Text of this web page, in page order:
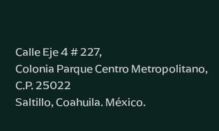
Calle Eje 4 # 227,
Colonia Parque Centro Metropolitano,
C.P. 25022
Saltillo, Coahuila. México.